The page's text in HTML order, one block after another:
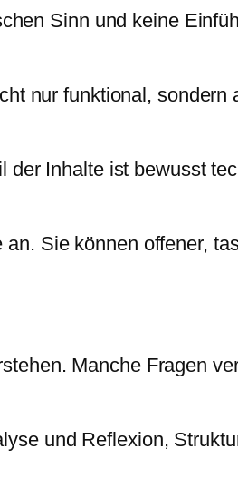
Sinn und keine
nur funktional, sondern
der Inhalte ist bewusst
Sie können offener,
Manche Fragen
und Reflexion,